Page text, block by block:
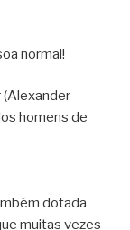
normal!
(Alexander
homens de
dotada
muitas vezes